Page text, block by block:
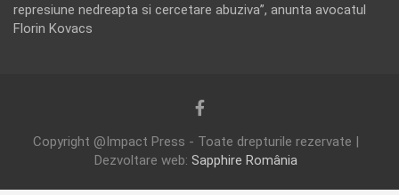
represiune nedreapta si cercetare abuziva”, anunta avocatul
Florin Kovacs
Copyright @Impact Press - Toate drepturile rezervate |
Dezvoltare web: Sapphire România